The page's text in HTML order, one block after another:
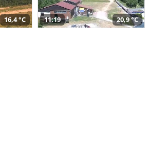
16,4 °C 11:19 20,9 °C